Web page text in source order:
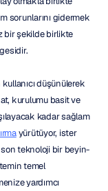
sorunlarını gidermek
bir şekilde birlikte
düşünülerek
kurulumu basit ve
kadar sağlam
yürütüyor, ister
teknoloji bir beyin-
temel
yardımcı